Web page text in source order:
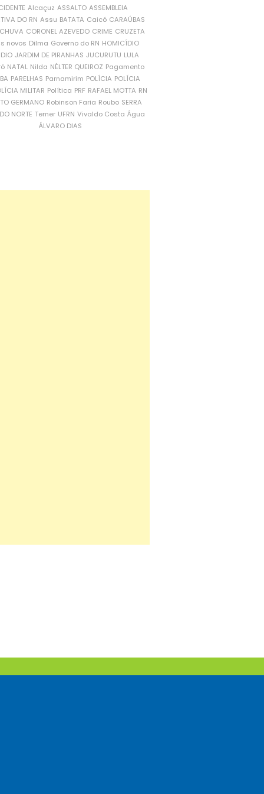
Alcaçuz ASSALTO ASSEMBLEIA
DO RN Assu BATATA Caicó CARAÚBAS
CORONEL AZEVEDO CRIME CRUZETA
novos Dilma Governo do RN HOMICÍDIO
JARDIM DE PIRANHAS JUCURUTU LULA
NATAL Nilda NÉLTER QUEIROZ Pagamento
PARELHAS Parnamirim POLÍCIA POLÍCIA
MILITAR Política PRF RAFAEL MOTTA RN
GERMANO Robinson Faria Roubo SERRA
NORTE Temer UFRN Vivaldo Costa Água
ÁLVARO DIAS